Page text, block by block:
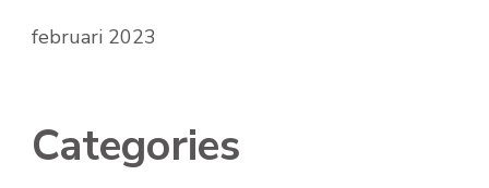
februari 2023
Categories